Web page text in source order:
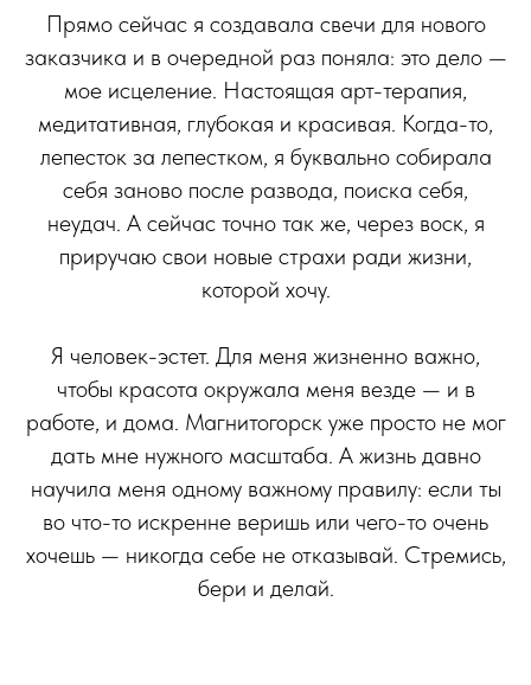
Прямо сейчас я создавала свечи для нового
заказчика и в очередной раз поняла: это дело —
мое исцеление. Настоящая арт-терапия,
медитативная, глубокая и красивая. Когда-то,
лепесток за лепестком, я буквально собирала
себя заново после развода, поиска себя,
неудач. А сейчас точно так же, через воск, я
приручаю свои новые страхи ради жизни,
которой хочу.
Я человек-эстет. Для меня жизненно важно,
чтобы красота окружала меня везде — и в
работе, и дома. Магнитогорск уже просто не мог
дать мне нужного масштаба. А жизнь давно
научила меня одному важному правилу: если ты
во что-то искренне веришь или чего-то очень
хочешь — никогда себе не отказывай. Стремись,
бери и делай.